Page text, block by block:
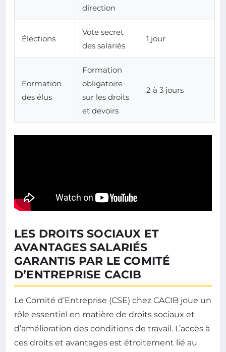
direction
Élections
Vote secret
des salariés
1 jour
Formation
des élus
Formation
obligatoire
sur les droits
et devoirs
2 à 3 jours
LES DROITS SOCIAUX ET
AVANTAGES SALARIÉS
GARANTIS PAR LE COMITÉ
D’ENTREPRISE CACIB
Le Comité d’Entreprise (CSE) chez CACIB joue un
rôle essentiel en matière de droits sociaux et
d’amélioration des conditions de travail. L’accès à
ces droits et avantages est étroitement lié au